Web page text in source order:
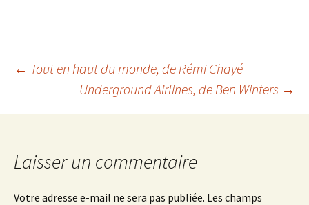
Navigation
des
articles
← Tout en haut du monde, de Rémi Chayé
Underground Airlines, de Ben Winters →
Laisser un commentaire
Votre adresse e-mail ne sera pas publiée. Les champs